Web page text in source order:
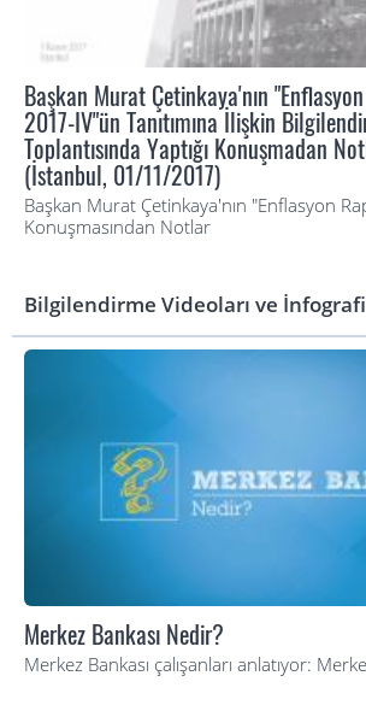
Başkan Murat Çetinkaya'nın
2017-IV"ün Tanıtımına İlişkin
Toplantısında Yaptığı Konuşmadan
(İstanbul, 01/11/2017)
Başkan Murat Çetinkaya'nın "Enflasyon
Konuşmasından Notlar
Bilgilendirme Videoları ve
Merkez Bankası Nedir?
Merkez Bankası çalışanları anlatıyor: